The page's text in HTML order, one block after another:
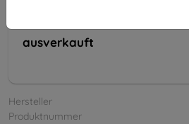
ausverkauft
Hersteller
Produktnummer